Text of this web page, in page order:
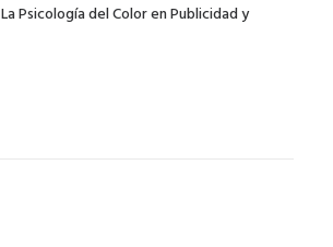
La Psicología del Color en Publicidad y